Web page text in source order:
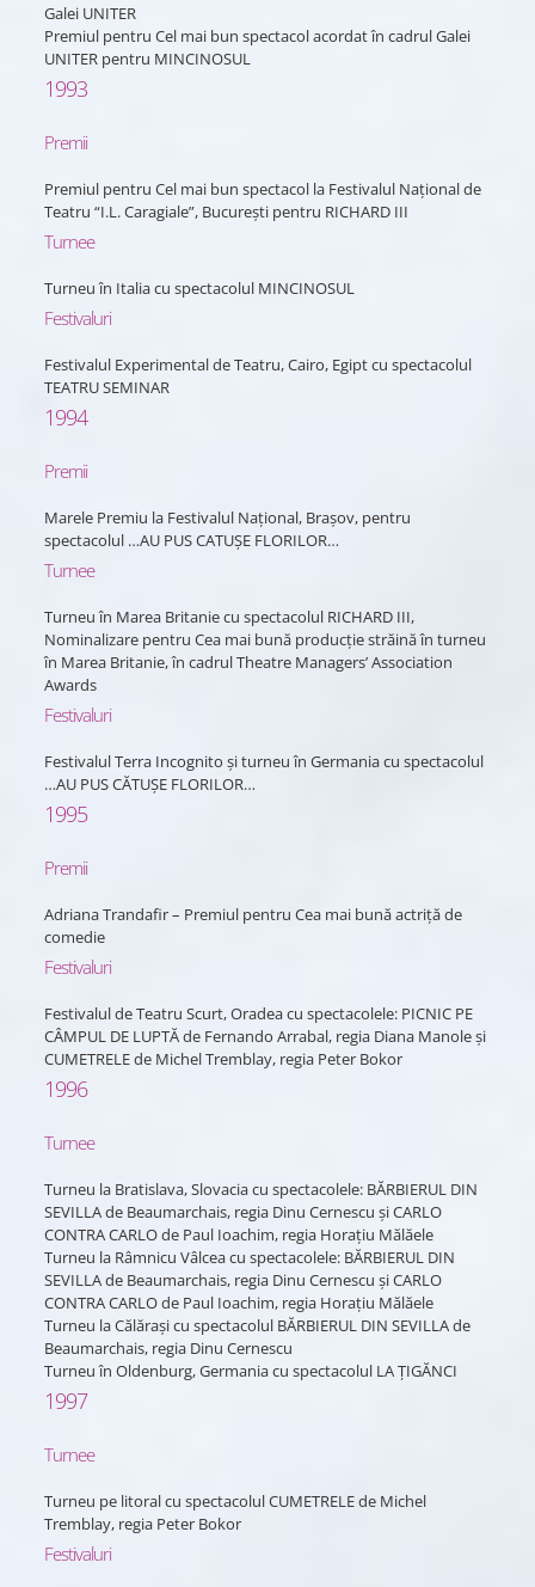
Galei UNITER
Premiul pentru Cel mai bun spectacol acordat în cadrul Galei
UNITER pentru MINCINOSUL
1993
Premii
Premiul pentru Cel mai bun spectacol la Festivalul Național de
Teatru “I.L. Caragiale”, București pentru RICHARD III
Turnee
Turneu în Italia cu spectacolul MINCINOSUL
Festivaluri
Festivalul Experimental de Teatru, Cairo, Egipt cu spectacolul
TEATRU SEMINAR
1994
Premii
Marele Premiu la Festivalul Național, Brașov, pentru
spectacolul …AU PUS CATUȘE FLORILOR…
Turnee
Turneu în Marea Britanie cu spectacolul RICHARD III,
Nominalizare pentru Cea mai bună producție străină în turneu
în Marea Britanie, în cadrul Theatre Managers’ Association
Awards
Festivaluri
Festivalul Terra Incognito și turneu în Germania cu spectacolul
…AU PUS CĂTUȘE FLORILOR…
1995
Premii
Adriana Trandafir – Premiul pentru Cea mai bună actriță de
comedie
Festivaluri
Festivalul de Teatru Scurt, Oradea cu spectacolele: PICNIC PE
CÂMPUL DE LUPTĂ de Fernando Arrabal, regia Diana Manole și
CUMETRELE de Michel Tremblay, regia Peter Bokor
1996
Turnee
Turneu la Bratislava, Slovacia cu spectacolele: BĂRBIERUL DIN
SEVILLA de Beaumarchais, regia Dinu Cernescu și CARLO
CONTRA CARLO de Paul Ioachim, regia Horațiu Mălăele
Turneu la Râmnicu Vâlcea cu spectacolele: BĂRBIERUL DIN
SEVILLA de Beaumarchais, regia Dinu Cernescu și CARLO
CONTRA CARLO de Paul Ioachim, regia Horațiu Mălăele
Turneu la Călărași cu spectacolul BĂRBIERUL DIN SEVILLA de
Beaumarchais, regia Dinu Cernescu
Turneu în Oldenburg, Germania cu spectacolul LA ȚIGĂNCI
1997
Turnee
Turneu pe litoral cu spectacolul CUMETRELE de Michel
Tremblay, regia Peter Bokor
Festivaluri